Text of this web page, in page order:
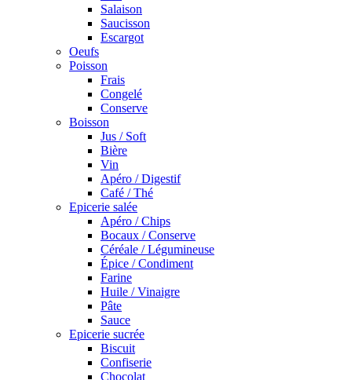
Salaison
Saucisson
Escargot
Oeufs
Poisson
Frais
Congelé
Conserve
Boisson
Jus / Soft
Bière
Vin
Apéro / Digestif
Café / Thé
Epicerie salée
Apéro / Chips
Bocaux / Conserve
Céréale / Légumineuse
Épice / Condiment
Farine
Huile / Vinaigre
Pâte
Sauce
Epicerie sucrée
Biscuit
Confiserie
Chocolat